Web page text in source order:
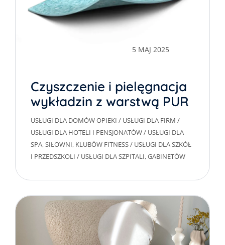
5 MAJ 2025
Czyszczenie i pielęgnacja
wykładzin z warstwą PUR
USŁUGI DLA DOMÓW OPIEKI / USŁUGI DLA FIRM /
USŁUGI DLA HOTELI I PENSJONATÓW/ USŁUGI DLA
SPA, SIŁOWNI, KLUBÓW FITNESS/ USŁUGI DLA SZKÓŁ
I PRZEDSZKOLI / USŁUGI DLA SZPITALI, GABINETÓW